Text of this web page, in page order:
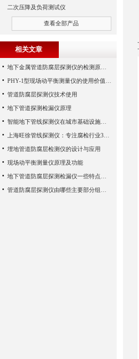
二次压降及负荷测试仪
查看全部产品
相关文章
地下金属管道防腐层探测仪的检测原理及方法
PHY-1型现场动平衡测量仪的使用价值需求分析
管道防腐层探测仪技术使用
地下管道探测检漏仪原理
智能地下管线探测仪在城市基础设施中的应用
上海旺徐管线探测仪：专注腐检行业30年
埋地管道防腐层检测仪的设计与应用
现场动平衡测量仪原理及功能
地下管道防腐层探测检漏仪一些特点介绍以及组成结构
管道防腐层探测仪由哪些主要部分组成？